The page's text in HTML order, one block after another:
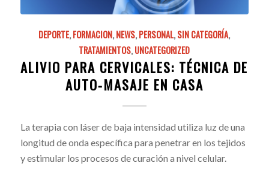
DEPORTE,FORMACION,NEWS,PERSONAL,SIN CATEGORÍA,
TRATAMIENTOS,UNCATEGORIZED
ALIVIO PARA CERVICALES: TÉCNICA DE
AUTO‑MASAJE EN CASA
La terapia con láser de baja intensidad utiliza luz de una
longitud de onda específica para penetrar en los tejidos
y estimular los procesos de curación a nivel celular.